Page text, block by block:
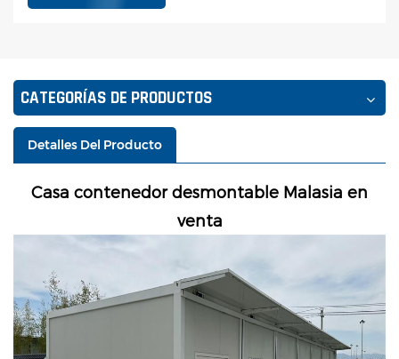
CATEGORÍAS DE PRODUCTOS
Detalles Del Producto
Casa contenedor desmontable Malasia en
venta